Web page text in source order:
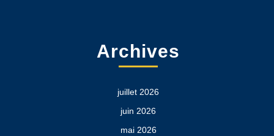
Archives
juillet 2026
juin 2026
mai 2026